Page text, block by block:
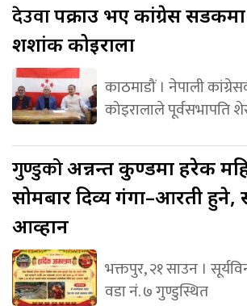
देउवापक्राउ भए कांग्रेस सडकमा
शशांक कोइराला
काठमाडौं । नेपाली
कोइरालाले पूर्वसभापति
गुण्डुकोअन्नन्त कुण्डमा हरेक
सोमबार दिव्य गंगा–आरती हुने,
आव्हान
भक्तपुर, २१ साउन ।
वडा नं. ७ गुण्डुस्थित